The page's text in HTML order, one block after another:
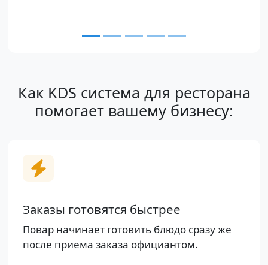
Как KDS система для ресторана
помогает вашему бизнесу:
Заказы готовятся быстрее
Повар начинает готовить блюдо сразу же
после приема заказа официантом.